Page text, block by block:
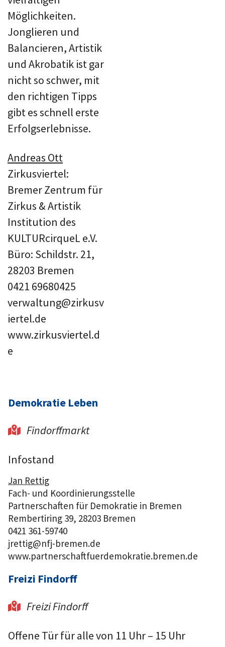
Möglichkeiten.
Jonglieren und
Balancieren, Artistik
und Akrobatik ist gar
nicht so schwer, mit
den richtigen Tipps
gibt es schnell erste
Erfolgserlebnisse.
Andreas Ott
Zirkusviertel:
Bremer Zentrum für
Zirkus & Artistik
Institution des
KULTURcirqueL e.V.
Büro: Schildstr. 21,
28203 Bremen
0421 69680425
verwaltung@zirkusv
iertel.de
www.zirkusviertel.d
e
Demokratie Leben
 Findorffmarkt
Infostand
Jan Rettig
Fach- und Koordinierungsstelle
Partnerschaften für Demokratie in Bremen
Rembertiring 39, 28203 Bremen
0421 361-59740
jrettig@nfj-bremen.de
www.partnerschaftfuerdemokratie.bremen.de
Freizi Findorff
 Freizi Findorff
Offene Tür für alle von 11 Uhr – 15 Uhr